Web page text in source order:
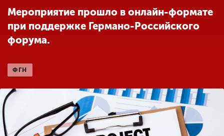
Другие виды
деятельности
Сведения об
образовательной
организации
Мероприятие прошло в онлайн-формате
при поддержке Германо-Российского
форума.
ФГН